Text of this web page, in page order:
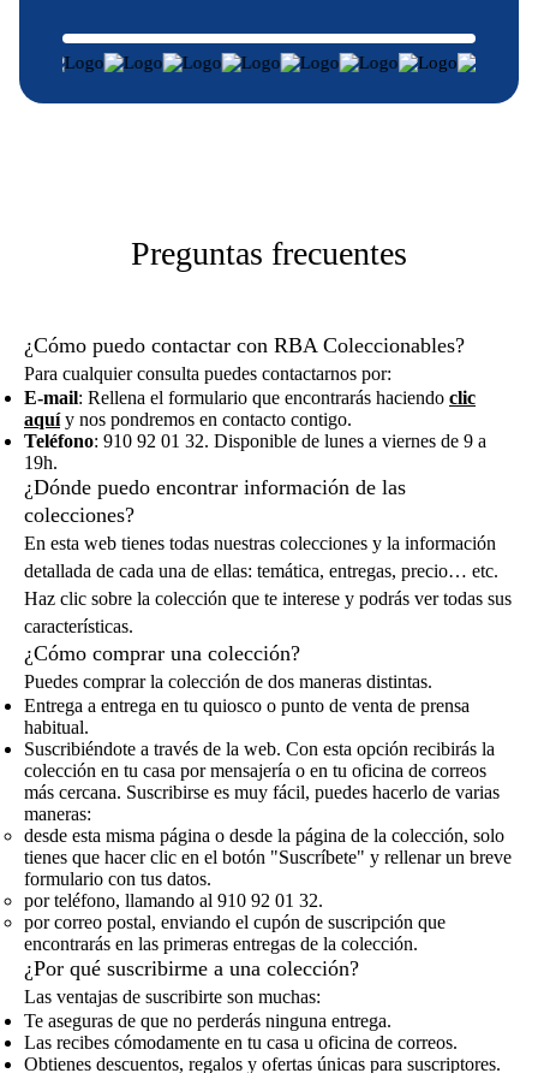
Preguntas frecuentes
¿Cómo puedo contactar con RBA Coleccionables?
Para cualquier consulta puedes contactarnos por:
E-mail: Rellena el formulario que encontrarás haciendo clic
aquí y nos pondremos en contacto contigo.
Teléfono: 910 92 01 32. Disponible de lunes a viernes de 9 a
19h.
¿Dónde puedo encontrar información de las
colecciones?
En esta web tienes todas nuestras colecciones y la información
detallada de cada una de ellas: temática, entregas, precio… etc.
Haz clic sobre la colección que te interese y podrás ver todas sus
características.
¿Cómo comprar una colección?
Puedes comprar la colección de dos maneras distintas.
Entrega a entrega en tu quiosco o punto de venta de prensa
habitual.
Suscribiéndote a través de la web. Con esta opción recibirás la
colección en tu casa por mensajería o en tu oficina de correos
más cercana. Suscribirse es muy fácil, puedes hacerlo de varias
maneras:
desde esta misma página o desde la página de la colección, solo
tienes que hacer clic en el botón "Suscríbete" y rellenar un breve
formulario con tus datos.
por teléfono, llamando al 910 92 01 32.
por correo postal, enviando el cupón de suscripción que
encontrarás en las primeras entregas de la colección.
¿Por qué suscribirme a una colección?
Las ventajas de suscribirte son muchas:
Te aseguras de que no perderás ninguna entrega.
Las recibes cómodamente en tu casa u oficina de correos.
Obtienes descuentos, regalos y ofertas únicas para suscriptores.